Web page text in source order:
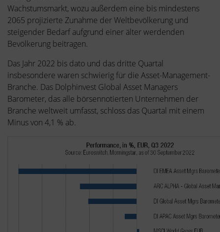
Wachstumsmarkt, wozu außerdem eine bis mindestens
2065 projizierte Zunahme der Weltbevölkerung und
steigender Bedarf aufgrund einer älter werdenden
Bevölkerung beitragen.
Das Jahr 2022 bis dato und das dritte Quartal
insbesondere waren schwierig für die Asset-Management-
Branche. Das Dolphinvest Global Asset Managers
Barometer, das alle börsennotierten Unternehmen der
Branche weltweit umfasst, schloss das Quartal mit einem
Minus von 4,1 % ab.